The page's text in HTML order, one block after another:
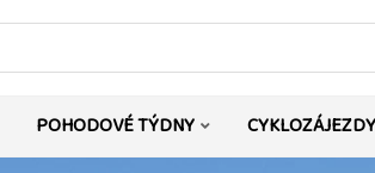
POHODOVÉ TÝDNY CYKLOZÁJEZDY